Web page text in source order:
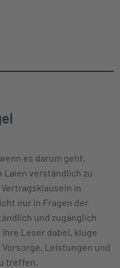
es darum geht,
Laien verständlich zu
in
nur in Fragen der
und zugänglich
Leser dabei, kluge
Leistungen und
treffen.